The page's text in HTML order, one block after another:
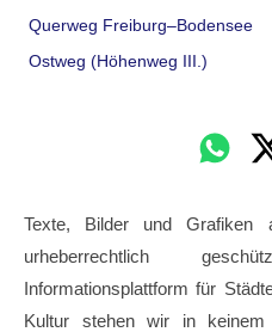
Querweg Freiburg–Bodensee
Ostweg (Höhenweg III.)
Texte, Bilder und Grafiken
urheberrechtlich
Informationsplattform für
Kultur stehen wir in